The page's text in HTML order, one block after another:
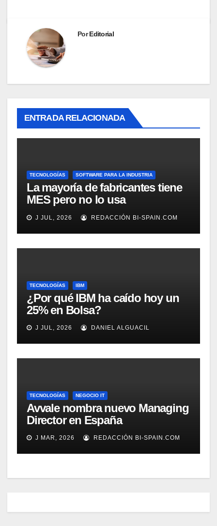
PorEditorial
ENTRADA RELACIONADA
TECNOLOGÍAS SOFTWARE PARA LA INDUSTRIA
La mayoría de fabricantes tiene
MES pero no lo usa
adecuadamente, según
Rockwell Automation
J JUL, 2026 REDACCIÓN BI-SPAIN.COM
TECNOLOGÍAS IBM
¿Por qué IBM ha caído hoy un
25% en Bolsa?
J JUL, 2026 DANIEL ALGUACIL
TECNOLOGÍAS NEGOCIO IT
Avvale nombra nuevo Managing
Director en España
J MAR, 2026 REDACCIÓN BI-SPAIN.COM